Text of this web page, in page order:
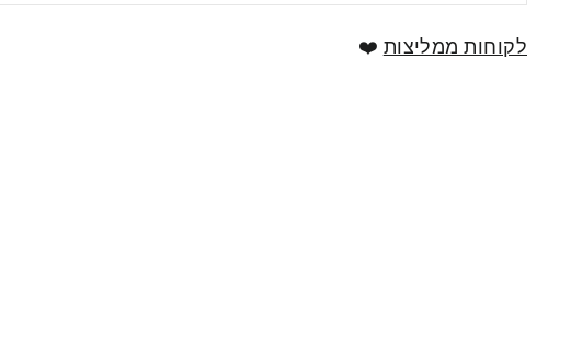
לקוחות ממליצות ❤️